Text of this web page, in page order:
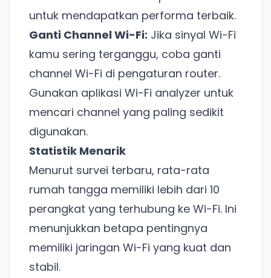
untuk mendapatkan performa terbaik.
Ganti Channel Wi-Fi: Jika sinyal Wi-Fi
kamu sering terganggu, coba ganti
channel Wi-Fi di pengaturan router.
Gunakan aplikasi Wi-Fi analyzer untuk
mencari channel yang paling sedikit
digunakan.
Statistik Menarik
Menurut survei terbaru, rata-rata
rumah tangga memiliki lebih dari 10
perangkat yang terhubung ke Wi-Fi. Ini
menunjukkan betapa pentingnya
memiliki jaringan Wi-Fi yang kuat dan
stabil.
Ada Website Baru!
Khusus untuk kamu yang mau coba
untuk pengalaman lebih baik.
Tanpa daftar ulang, gratis dicoba. Kamu tetap bisa
pakai Zona Sosmed kapan saja.
Coba BulkFame